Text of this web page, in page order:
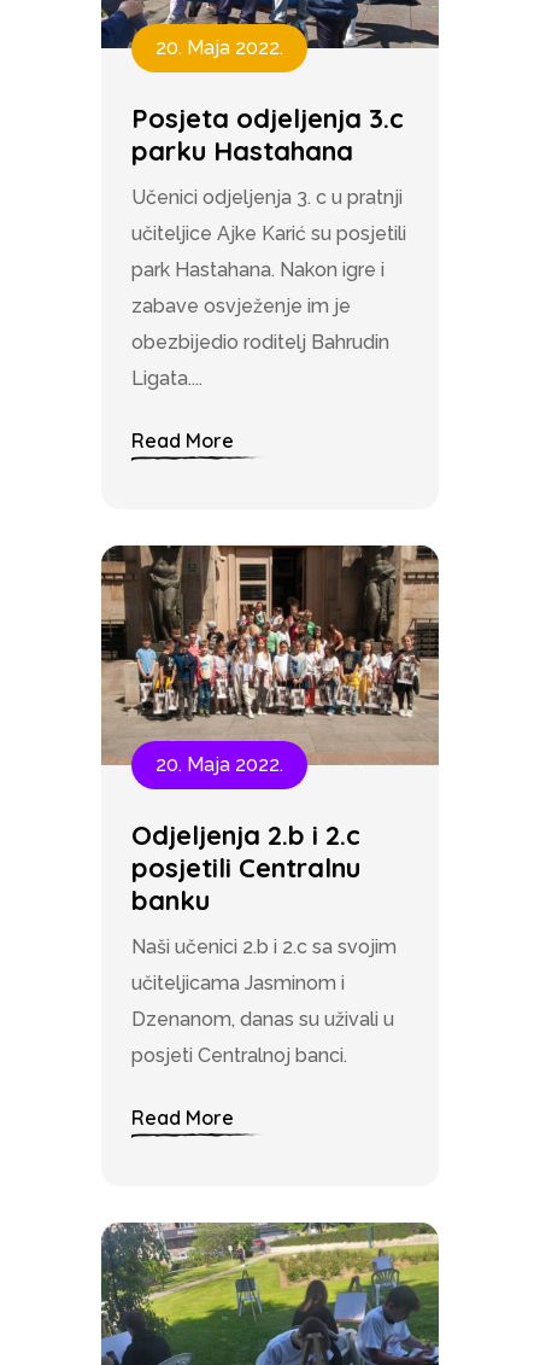
20. Maja 2022.
Posjeta odjeljenja 3.c
parku Hastahana
Učenici odjeljenja 3. c u pratnji
učiteljice Ajke Karić su posjetili
park Hastahana. Nakon igre i
zabave osvježenje im je
obezbijedio roditelj Bahrudin
Ligata....
Read More
20. Maja 2022.
Odjeljenja 2.b i 2.c
posjetili Centralnu
banku
Naši učenici 2.b i 2.c sa svojim
učiteljicama Jasminom i
Dzenanom, danas su uživali u
posjeti Centralnoj banci.
Read More